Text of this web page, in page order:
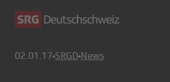
02.01.17 SRGD News